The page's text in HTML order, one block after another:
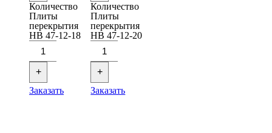
Количество
Плиты
перекрытия
НВ 47-12-18
+
Заказать
Количество
Плиты
перекрытия
НВ 47-12-20
+
Заказать